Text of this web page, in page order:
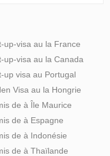
up-visa au la France
up-visa au la Canada
up visa au Portugal
Visa au la Hongrie
de à Île Maurice
de à Espagne
de à Indonésie
de à Thaïlande